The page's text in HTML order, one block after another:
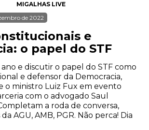
MIGALHAS LIVE
de 2022
e
o papel do STF
e discutir o papel do STF como
e defensor da Democracia,
o ministro Luiz Fux em evento
com o advogado Saul
a roda de conversa,
AGU, AMB, PGR. Não perca! Dia